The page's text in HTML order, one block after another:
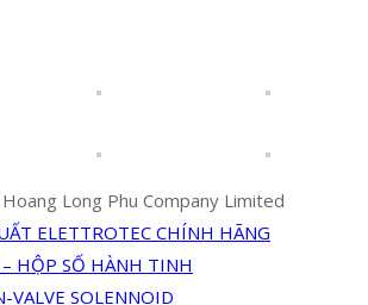
Long Phu Company Limited
ELETTROTEC CHÍNH HÃNG
HỘP SỐ HÀNH TINH
SOLENNOID